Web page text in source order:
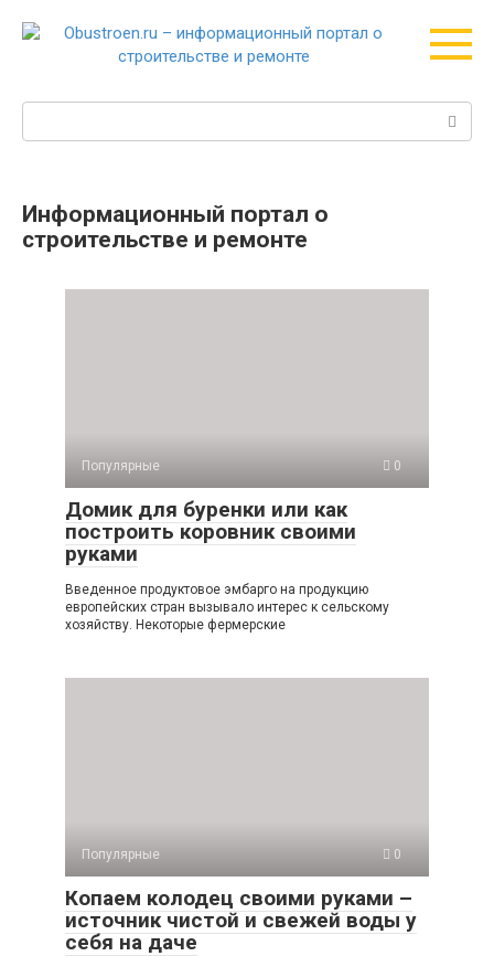
Поиск:
Информационный портал о
строительстве и ремонте
Популярные 0
Домик для буренки или как
построить коровник своими
руками
Введенное продуктовое эмбарго на продукцию
европейских стран вызывало интерес к сельскому
хозяйству. Некоторые фермерские
Популярные 0
Копаем колодец своими руками –
источник чистой и свежей воды у
себя на даче